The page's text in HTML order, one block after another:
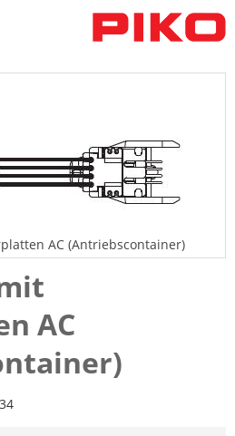
AC (Antriebscontainer)
AC